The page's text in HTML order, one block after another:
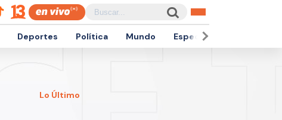
Deportes Política Mundo Espectáculos
Lo Último